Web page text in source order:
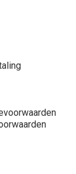
ACETATE